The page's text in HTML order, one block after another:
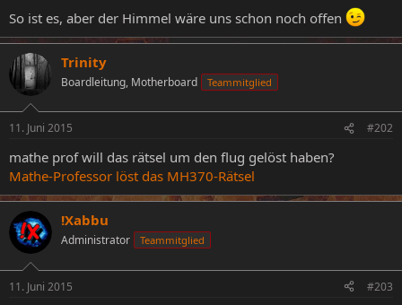
m
So ist es, aber der Himmel wäre uns schon noch offen
Trinity
Boardleitung, Motherboard Teammitglied
11. Juni 2015 #202
mathe prof will das rätsel um den flug gelöst haben?
Mathe-Professor löst das MH370-Rätsel
!Xabbu
Administrator Teammitglied
11. Juni 2015 #203